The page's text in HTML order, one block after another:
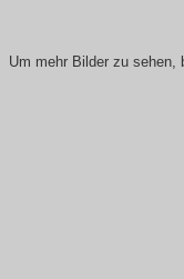
Um mehr Bilder zu sehen,